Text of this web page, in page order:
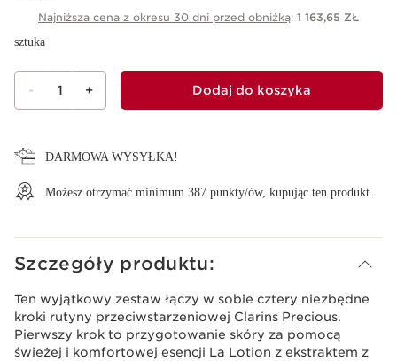
Najniższa cena z okresu 30 dni przed obniżką: 1 163,65 ZŁ
sztuka
- 1 + Dodaj do koszyka
DARMOWA WYSYŁKA!
Możesz otrzymać minimum 387 punkty/ów, kupując ten produkt.
Szczegóły produktu:
Ten wyjątkowy zestaw łączy w sobie cztery niezbędne
kroki rutyny przeciwstarzeniowej Clarins Precious.
Pierwszy krok to przygotowanie skóry za pomocą
świeżej i komfortowej esencji La Lotion z ekstraktem z